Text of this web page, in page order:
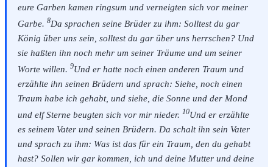
eure Garben kamen ringsum und verneigten sich vor meiner
Garbe. 8Da sprachen seine Brüder zu ihm: Solltest du gar
König über uns sein, solltest du gar über uns herrschen? Und
sie haßten ihn noch mehr um seiner Träume und um seiner
Worte willen. 9Und er hatte noch einen anderen Traum und
erzählte ihn seinen Brüdern und sprach: Siehe, noch einen
Traum habe ich gehabt, und siehe, die Sonne und der Mond
und elf Sterne beugten sich vor mir nieder. 10Und er erzählte
es seinem Vater und seinen Brüdern. Da schalt ihn sein Vater
und sprach zu ihm: Was ist das für ein Traum, den du gehabt
hast? Sollen wir gar kommen, ich und deine Mutter und deine